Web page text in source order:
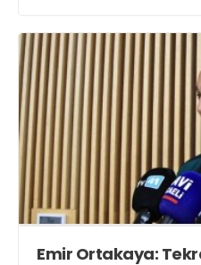
Emir Ortakaya: